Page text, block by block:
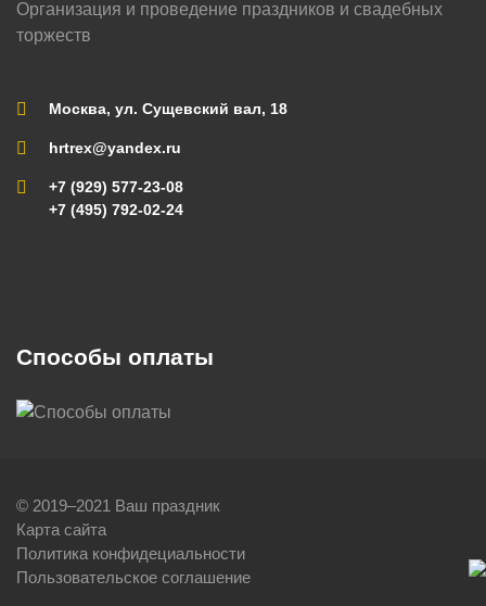
Организация и проведение праздников и свадебных
торжеств
Москва, ул. Сущевский вал, 18
hrtrex@yandex.ru
+7 (929) 577-23-08
+7 (495) 792-02-24
Способы оплаты
© 2019–2021 Ваш праздник
Карта сайта
Политика конфидециальности
Пользовательское соглашение